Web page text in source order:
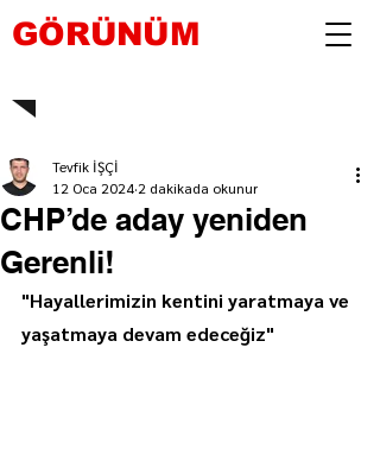
GÖRÜNÜM
CHP’de aday yeniden
Gerenli!
Tevfik İŞÇİ
12 Oca 2024 2 dakikada okunur
"Hayallerimizin kentini yaratmaya ve
yaşatmaya devam edeceğiz"